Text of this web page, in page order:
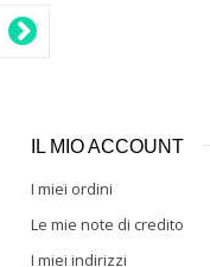
IL MIO ACCOUNT
I miei ordini
Le mie note di credito
I miei indirizzi